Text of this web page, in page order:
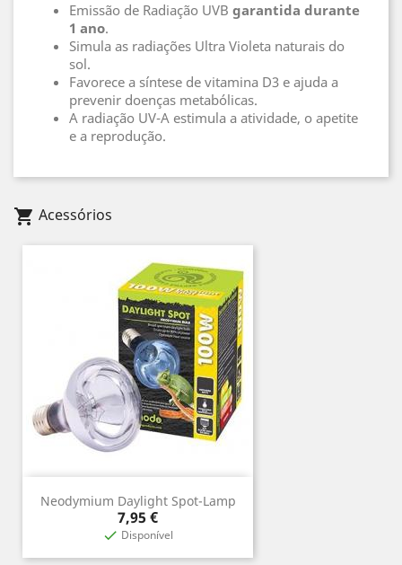
Emissão de Radiação UVB garantida durante
1 ano.
Simula as radiações Ultra Violeta naturais do
sol.
Favorece a síntese de vitamina D3 e ajuda a
prevenir doenças metabólicas.
A radiação UV-A estimula a atividade, o apetite
e a reprodução.
shopping_cart Acessórios
Neodymium Daylight Spot-Lamp
Preço
7,95 €
 Disponível